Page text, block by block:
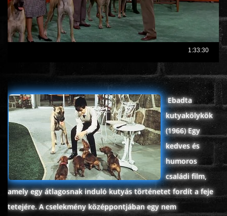
TÖRTÉNELMI
DOKUMENTUMFILMEK
ÉLŐ ADÁSOK (LIVE)
SOROZAT
KARÁCSONYI FILMEK
PC-GAME
Ebadta
kutyakölykök
(1966) Egy
kedves és
humoros
családi film,
amely egy átlagosnak induló kutyás történetet fordít a feje
tetejére. A cselekmény középpontjában egy nem